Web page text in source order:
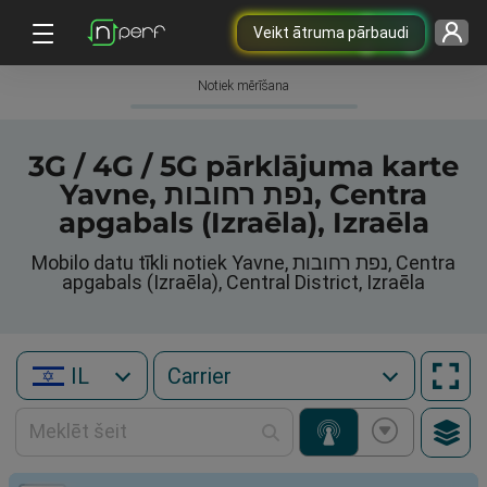
Veikt ātruma pārbaudi
Notiek mērīšana
3G / 4G / 5G pārklājuma karte
Yavne, נפת רחובות, Centra
apgabals (Izraēla), Izraēla
Mobilo datu tīkli notiek Yavne, נפת רחובות, Centra
apgabals (Izraēla), Central District, Izraēla
IL